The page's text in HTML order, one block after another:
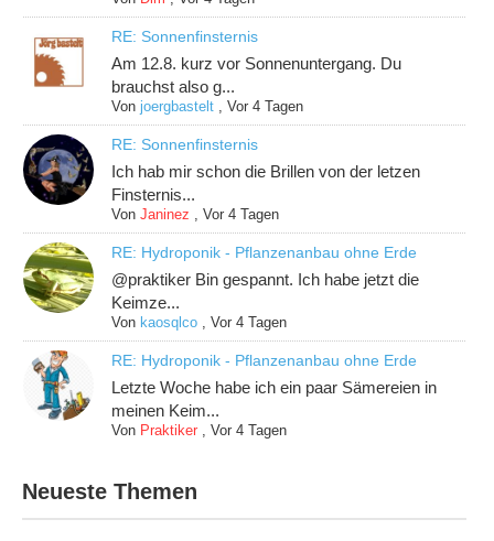
RE: Sonnenfinsternis
Am 12.8. kurz vor Sonnenuntergang. Du
brauchst also g...
Vonjoergbastelt ,Vor 4 Tagen
RE: Sonnenfinsternis
Ich hab mir schon die Brillen von der letzen
Finsternis...
VonJaninez ,Vor 4 Tagen
RE: Hydroponik - Pflanzenanbau ohne Erde
@praktiker Bin gespannt. Ich habe jetzt die
Keimze...
Von kaosqlco ,Vor 4 Tagen
RE: Hydroponik - Pflanzenanbau ohne Erde
Letzte Woche habe ich ein paar Sämereien in
meinen Keim...
Von Praktiker ,Vor 4 Tagen
Neueste Themen